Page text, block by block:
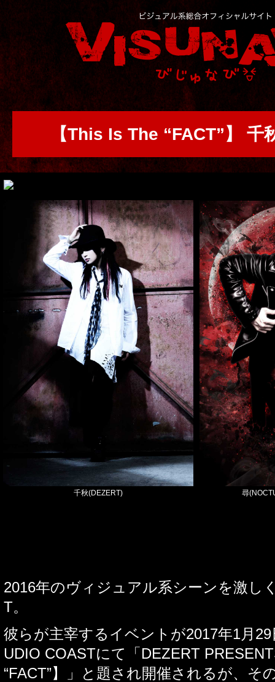
【This Is The “FACT”】 千
千秋(DEZERT) 尋
2016年のヴィジュアル系シーンを激し
T。
彼らが主宰するイベントが2017年1月
UDIO COASTにて「DEZERT
“FACT”】」と題され開催されるが、そ